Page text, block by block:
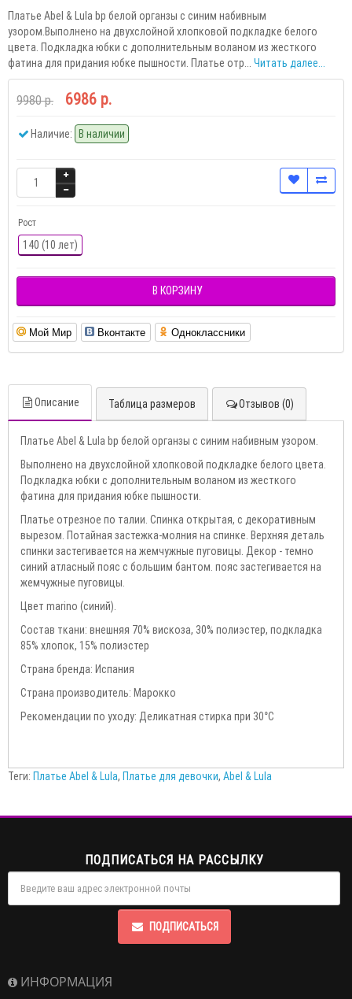
Платье Abel & Lula bp белой органзы с синим набивным
узором.Выполнено на двухслойной хлопковой подкладке белого
цвета. Подкладка юбки с дополнительным воланом из жесткого
фатина для придания юбке пышности. Платье отр... Читать далее...
9980 р. 6986 р.
Наличие: В наличии
Рост
140 (10 лет)
В КОРЗИНУ
Мой Мир Вконтакте Одноклассники
Описание Таблица размеров Отзывов (0)
Платье Abel & Lula bp белой органзы с синим набивным узором.
Выполнено на двухслойной хлопковой подкладке белого цвета.
Подкладка юбки с дополнительным воланом из жесткого
фатина для придания юбке пышности.
Платье отрезное по талии. Спинка открытая, с декоративным
вырезом. Потайная застежка-молния на спинке. Верхняя деталь
спинки застегивается на жемчужные пуговицы. Декор - темно
синий атласный пояс с большим бантом. пояс застегивается на
жемчужные пуговицы.
Цвет marino (синий).
Состав ткани: внешняя 70% вискоза, 30% полиэстер, подкладка
85% хлопок, 15% полиэстер
Страна бренда: Испания
Страна производитель: Марокко
Рекомендации по уходу: Деликатная стирка при 30°С
Теги: Платье Abel & Lula, Платье для девочки, Abel & Lula
ПОДПИСАТЬСЯ НА РАССЫЛКУ
ПОДПИСАТЬСЯ
ИНФОРМАЦИЯ